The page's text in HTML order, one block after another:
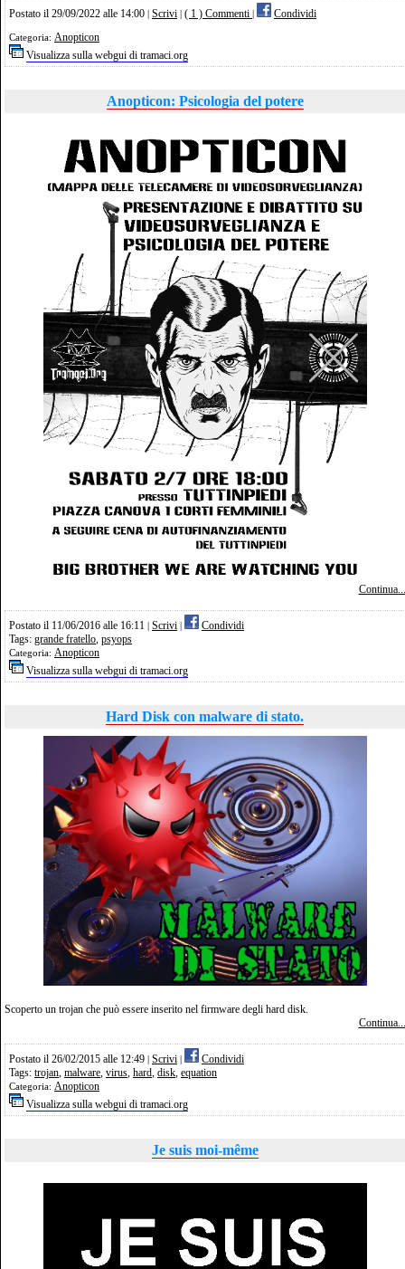
Postato il 29/09/2022 alle 14:00 Scrivi ( 1 ) Commenti Condividi
Categoria: Anopticon
Visualizza sulla webgui di tramaci.org
Anopticon: Psicologia del potere
Continua...
Postato il 11/06/2016 alle 16:11 Scrivi
Condividi
Tags: grande fratello, psyops
Categoria: Anopticon
Visualizza sulla webgui di tramaci.org
Hard Disk con malware di stato.
Scoperto un trojan che può essere inserito nel firmware degli hard disk.
Continua...
Postato il 26/02/2015 alle 12:49 Scrivi
Condividi
Tags: trojan, malware, virus, hard, disk, equation
Categoria: Anopticon
Visualizza sulla webgui di tramaci.org
Je suis moi-même